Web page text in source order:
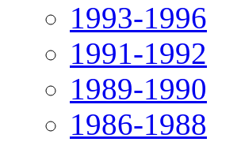
1993-1996
1991-1992
1989-1990
1986-1988